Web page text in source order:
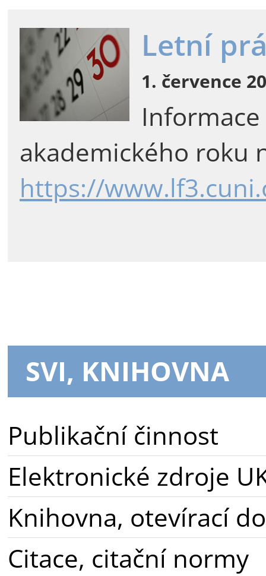
Letní
1. července
akademického roku
https://
SVI, KNIHOVNA
Publikační činnost
Elektronické zdroje
Knihovna, otevírací
Citace, citační normy